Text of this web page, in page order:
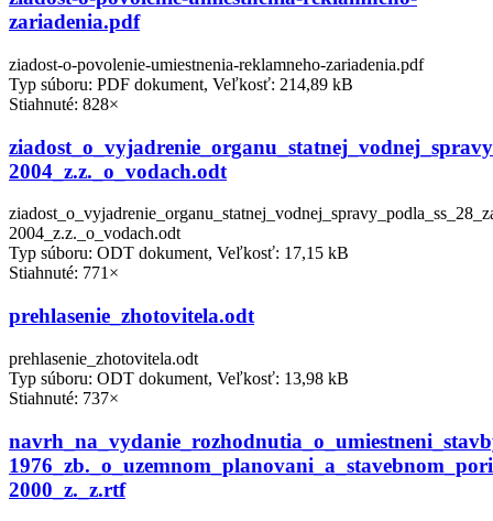
zariadenia.pdf
ziadost-o-povolenie-umiestnenia-reklamneho-zariadenia.pdf
Typ súboru: PDF dokument, Veľkosť: 214,89 kB
Stiahnuté: 828×
2004_z.z._o_vodach.odt
2004_z.z._o_vodach.odt
Typ súboru: ODT dokument, Veľkosť: 17,15 kB
Stiahnuté: 771×
prehlasenie_zhotovitela.odt
prehlasenie_zhotovitela.odt
Typ súboru: ODT dokument, Veľkosť: 13,98 kB
Stiahnuté: 737×
2000_z._z.rtf